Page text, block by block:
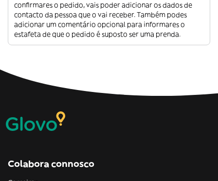
confirmares o pedido, vais poder adicionar os dados de
contacto da pessoa que o vai receber. Também podes
adicionar um comentário opcional para informares o
estafeta de que o pedido é suposto ser uma prenda.
Colabora connosco